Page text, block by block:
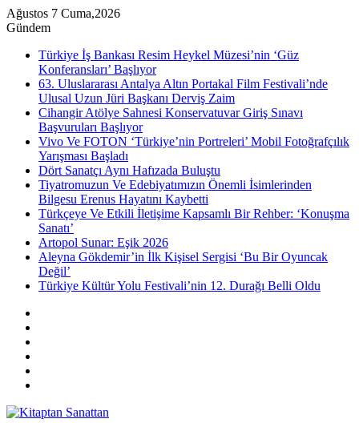
Ağustos 7 Cuma,2026
Gündem
Türkiye İş Bankası Resim Heykel Müzesi’nin ‘Güz
Konferansları’ Başlıyor
63. Uluslararası Antalya Altın Portakal Film Festivali’nde
Ulusal Uzun Jüri Başkanı Derviş Zaim
Cihangir Atölye Sahnesi Konservatuvar Giriş Sınavı
Başvuruları Başlıyor
Vivo Ve FOTON ‘Türkiye’nin Portreleri’ Mobil Fotoğrafçılık
Yarışması Başladı
Dört Sanatçı Aynı Hafızada Buluştu
Tiyatromuzun Ve Edebiyatımızın Önemli İsimlerinden
Bilgesu Erenus Hayatını Kaybetti
Türkçeye Ve Etkili İletişime Kapsamlı Bir Rehber: ‘Konuşma
Sanatı’
Artopol Sunar: Eşik 2026
Aleyna Gökdemir’in İlk Kişisel Sergisi ‘Bu Bir Oyuncak
Değil’
Türkiye Kültür Yolu Festivali’nin 12. Durağı Belli Oldu